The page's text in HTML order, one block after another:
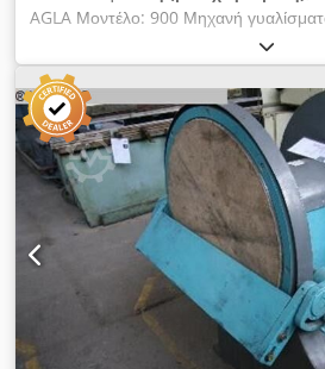
AGLA Μοντέλο: 900 Μηχανή
πολυεστέρα και βερνίκι – Κατάλληλη
γυαλάδας πολυεστερικών ή
μετάλλων, μαρμάρου και παρόμοιων
κατασκευή Διαστάσεις τραπεζιού:
εργασίας: 900 mm Ύψος εργασίας:
βούρτσας: 300 mm Ισχύς κινητήρα:
ανύψωση τραπεζιού Συνολικές
1650 h mm Crjdpfx Aey Ud Dpsh